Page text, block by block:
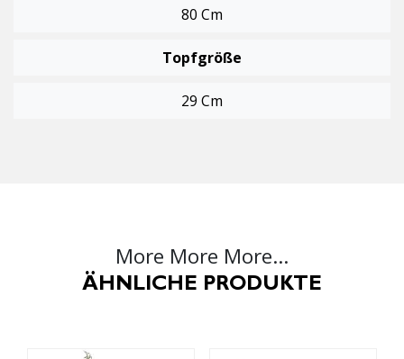
80 Cm
Topfgröße
29 Cm
More More More...
ÄHNLICHE PRODUKTE